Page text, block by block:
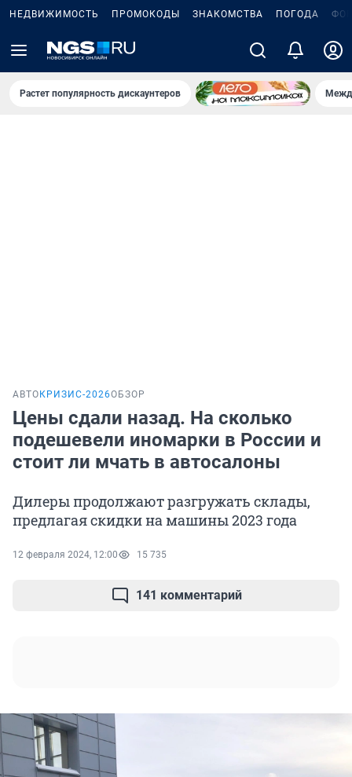
НЕДВИЖИМОСТЬ ПРОМОКОДЫ ЗНАКОМСТВА ПОГОДА
Растет популярность дискаунтеров
АВТО КРИЗИС-2026ОБЗОР
Цены сдали назад. На сколько
подешевели иномарки в России и
стоит ли мчать в автосалоны
Дилеры продолжают разгружать склады,
предлагая скидки на машины 2023 года
12 февраля 2024, 12:00 15 735
141 комментарий